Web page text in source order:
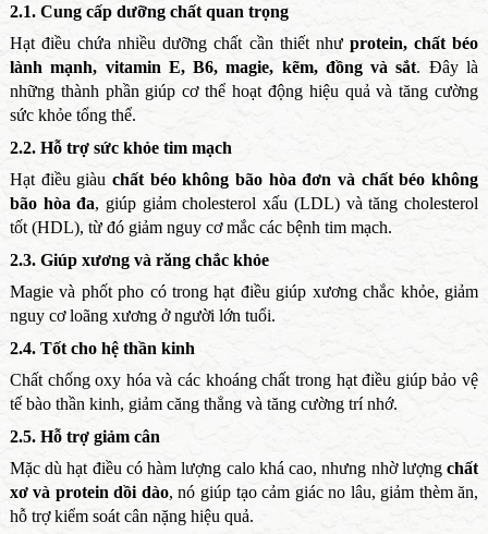
2.1. Cung cấp dưỡng chất quan trọng
Hạt điều chứa nhiều dưỡng chất cần thiết như protein, chất béo
lành mạnh, vitamin E, B6, magie, kẽm, đồng và sắt. Đây là
những thành phần giúp cơ thể hoạt động hiệu quả và tăng cường
sức khỏe tổng thể.
2.2. Hỗ trợ sức khỏe tim mạch
Hạt điều giàu chất béo không bão hòa đơn và chất béo không
bão hòa đa, giúp giảm cholesterol xấu (LDL) và tăng cholesterol
tốt (HDL), từ đó giảm nguy cơ mắc các bệnh tim mạch.
2.3. Giúp xương và răng chắc khỏe
Magie và phốt pho có trong hạt điều giúp xương chắc khỏe, giảm
nguy cơ loãng xương ở người lớn tuổi.
2.4. Tốt cho hệ thần kinh
Chất chống oxy hóa và các khoáng chất trong hạt điều giúp bảo vệ
tế bào thần kinh, giảm căng thẳng và tăng cường trí nhớ.
2.5. Hỗ trợ giảm cân
Mặc dù hạt điều có hàm lượng calo khá cao, nhưng nhờ lượngchất
xơ và protein dồi dào, nó giúp tạo cảm giác no lâu, giảm thèm ăn,
hỗ trợ kiểm soát cân nặng hiệu quả.